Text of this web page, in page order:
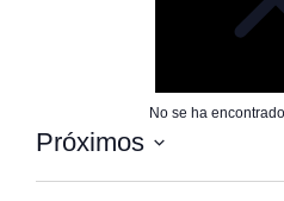
No se ha
vistas
Evento
Próximos
fecha.